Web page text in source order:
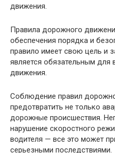
движения.
Правила дорожного
обеспечения порядка и
правило имеет свою цель и
является обязательным для
движения.
Соблюдение правил
предотвратить не только
дорожные происшествия.
нарушение скоростного
водителя — все это может
серьезными последствиями.